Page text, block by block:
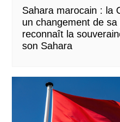
Sahara marocain : la
un changement de
reconnaît la
son Sahara